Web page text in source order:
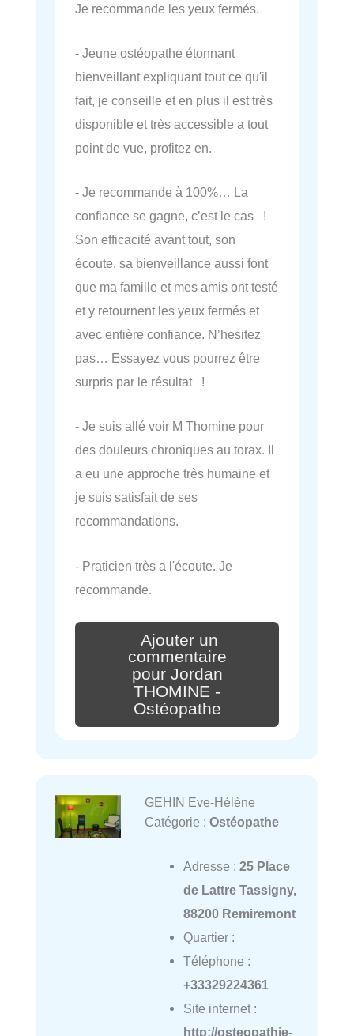
Je recommande les yeux fermés.
- Jeune ostéopathe étonnant
bienveillant expliquant tout ce qu'il
fait, je conseille et en plus il est très
disponible et très accessible a tout
point de vue, profitez en.
- Je recommande à 100%… La
confiance se gagne, c’est le cas !
Son efficacité avant tout, son
écoute, sa bienveillance aussi font
que ma famille et mes amis ont testé
et y retournent les yeux fermés et
avec entière confiance. N’hesitez
pas… Essayez vous pourrez être
surpris par le résultat !
- Je suis allé voir M Thomine pour
des douleurs chroniques au torax. Il
a eu une approche très humaine et
je suis satisfait de ses
recommandations.
- Praticien très a l'écoute. Je
recommande.
Ajouter un
commentaire
pour Jordan
THOMINE -
Ostéopathe
GEHIN Eve-Hélène
Catégorie : Ostéopathe
Adresse : 25 Place
de Lattre Tassigny,
88200 Remiremont
Quartier :
Téléphone :
+33329224361
Site internet :
http://osteopathie-